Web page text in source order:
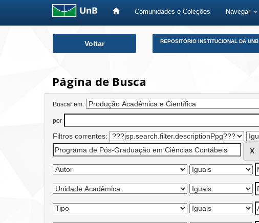
Comunidades e Coleções Navegar
Voltar REPOSITÓRIO INSTITUCIONAL DA UNB
Página de Busca
Buscar em:
por
Filtros correntes: